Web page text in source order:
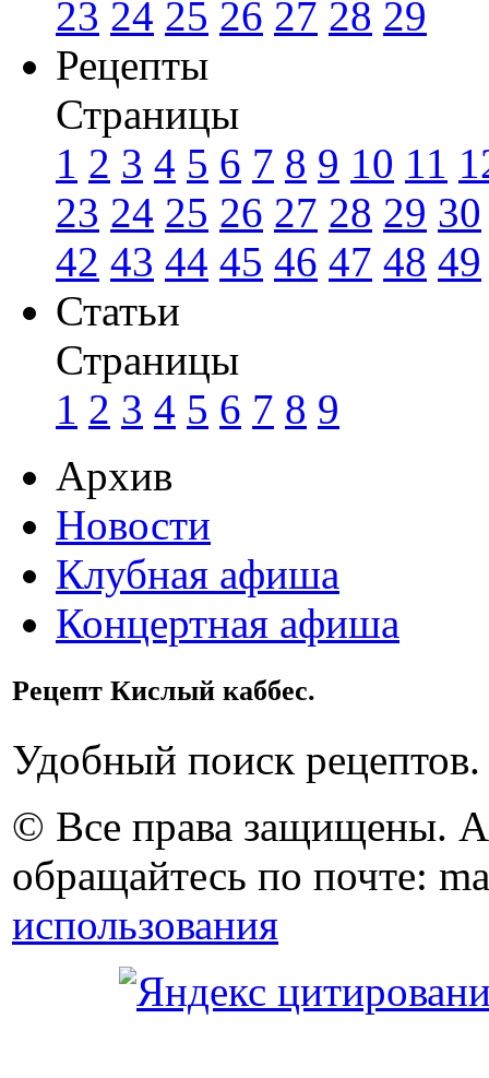
23 24 25 26 27 28 29
Рецепты
Страницы
1 2 3 4 5 6 7 8 9 10 11
23 24 25 26 27 28 29 30
42 43 44 45 46 47 48 49
Статьи
Страницы
1 2 3 4 5 6 7 8 9
Архив
Новости
Клубная афиша
Концертная афиша
Рецепт Кислый каббес.
Удобный поиск рецептов.
© Все права защищены.
обращайтесь по почте:
использования